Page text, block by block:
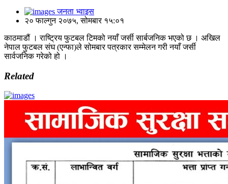
जनता भ्वाइस
२० फाल्गुन २०७५, सोमबार १५:०१
काठमाडौं । राष्ट्रिय फुटबल टिमको नयाँ जर्सी सार्बजनिक भएको छ । अखिल
नेपाल फुटबल संघ (एन्फा)ले सोमबार पत्रकार सम्मेलन गरी नयाँ जर्सी
सार्वजनिक गरेको हो ।
Related